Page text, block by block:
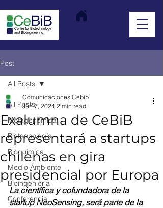
Post
All Posts
Metagenómica
Biotecnología
Bioquímica
Medio Ambiente
Bioingeniería
Conferencia
All Posts
Exalumna de CeBiB
representará a startups
chilenas en gira
presidencial por Europa
Comunicaciones Cebib
Jun 7, 2024 2 min read
La científica y cofundadora de la
startup NeoSensing, será parte de la